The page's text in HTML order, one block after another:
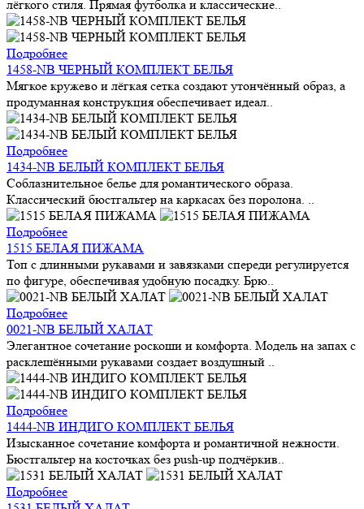
лёгкого стиля. Прямая футболка и классические..
Подробнее
1458-NB ЧЕРНЫЙ КОМПЛЕКТ БЕЛЬЯ
Мягкое кружево и лёгкая сетка создают утончённый образ, а
продуманная конструкция обеспечивает идеал..
Подробнее
1434-NB БЕЛЫЙ КОМПЛЕКТ БЕЛЬЯ
Соблазнительное белье для романтического образа.
Классический бюстгальтер на каркасах без поролона. ..
Подробнее
1515 БЕЛАЯ ПИЖАМА
Топ с длинными рукавами и завязками спереди регулируется
по фигуре, обеспечивая удобную посадку. Брю..
Подробнее
0021-NB БЕЛЫЙ ХАЛАТ
Элегантное сочетание роскоши и комфорта. Модель на запах с
расклешёнными рукавами создает воздушный ..
Подробнее
1444-NB ИНДИГО КОМПЛЕКТ БЕЛЬЯ
Изысканное сочетание комфорта и романтичной нежности.
Бюстгальтер на косточках без push-up подчёркив..
Подробнее